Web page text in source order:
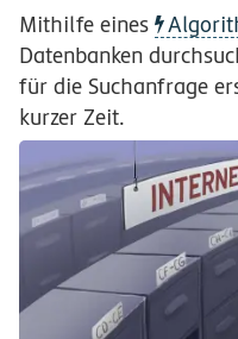
Mithilfe eines
Datenbanken
für die Suchanfrage
kurzer Zeit.